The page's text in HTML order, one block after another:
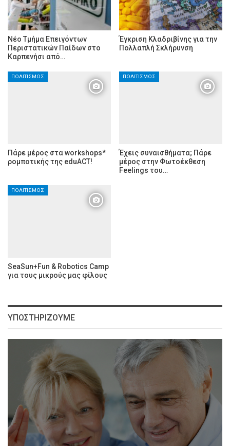
Νέο Τμήμα Επειγόντων
Περιστατικών Παίδων στο
Καρπενήσι από…
Έγκριση Κλαδριβίνης για την
Πολλαπλή Σκλήρυνση
ΠΟΛΙΤΙΣΜΌΣ
Πάρε μέρος στα workshops*
ρομποτικής της eduACT!
ΠΟΛΙΤΙΣΜΌΣ
Έχεις συναισθήματα; Πάρε
μέρος στην Φωτοέκθεση
Feelings του…
ΠΟΛΙΤΙΣΜΌΣ
SeaSun+Fun & Robotics Camp
για τους μικρούς μας φίλους
ΥΠΟΣΤΗΡΊΖΟΥΜΕ